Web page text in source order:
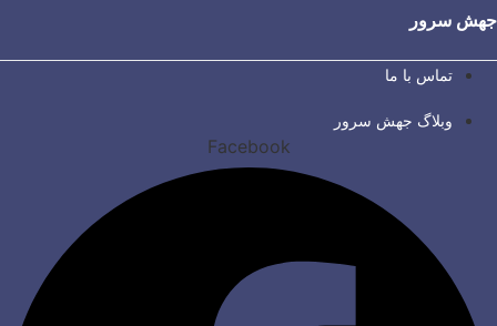
جهش سرور
تماس با ما
وبلاگ جهش سرور
Facebook